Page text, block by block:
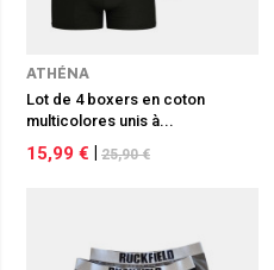
ATHÉNA
Lot de 4 boxers en coton
multicolores unis à...
15,99 € 25,90 €